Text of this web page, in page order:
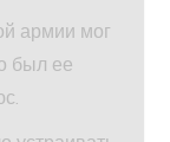
армии мог
был ее